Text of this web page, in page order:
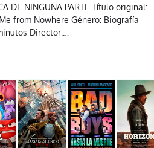
DE NINGUNA PARTE Título original:
from Nowhere Género: Biografía
Director:…